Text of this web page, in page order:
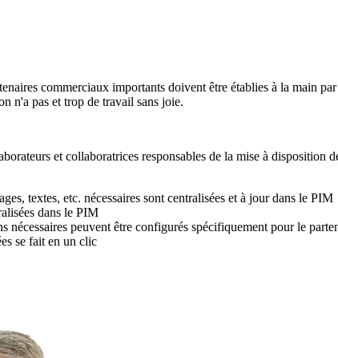
commerciaux importants doivent être établies à la main
n'a pas et trop de travail sans joie.
et collaboratrices responsables de la mise à
textes, etc. nécessaires sont centralisées et à jour dans le PIM
dans le PIM
nécessaires peuvent être configurés spécifiquement pour le
se fait en un clic